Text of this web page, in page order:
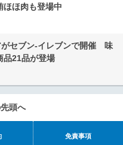
ほほ肉も登場中
がセブン-イレブンで開催 味
品21品が登場
頭へ
免責事項